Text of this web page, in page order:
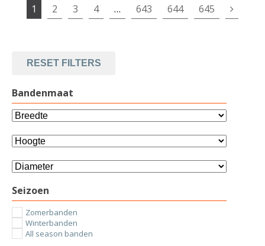
1 2 3 4 … 643 644 645
RESET FILTERS
Bandenmaat
Seizoen
Zomerbanden
Winterbanden
All season banden